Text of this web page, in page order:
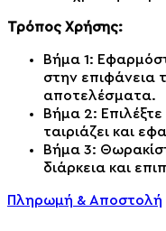
Τρόπος Χρήσης:
Βήμα 1:
στην επιφάνεια
αποτελέσματα.
Βήμα 2:
ταιριάζει και
Βήμα 3:
διάρκεια και
Πληρωμή & Αποστολή